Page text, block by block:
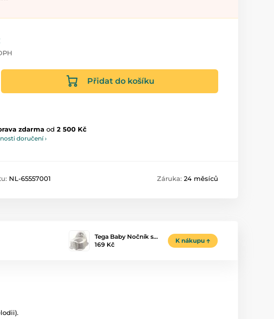
Přidat do košíku
zdarma od 2 500 Kč
doručení ›
NL-65557001 Záruka: 24 měsíců
Tega Baby Nočník s…
169 Kč
K nákupu